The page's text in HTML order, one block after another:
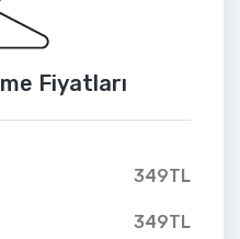
Fiyatları
349TL
349TL